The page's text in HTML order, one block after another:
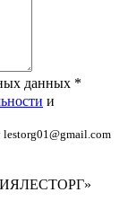
данных *
и
lestorg01@gmail.com